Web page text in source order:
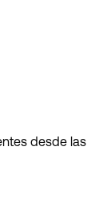
desde las